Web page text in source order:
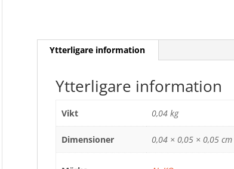
Ytterligare information
Ytterligare information
Vikt 0,04 kg
Dimensioner 0,04 × 0,05 × 0,05 cm